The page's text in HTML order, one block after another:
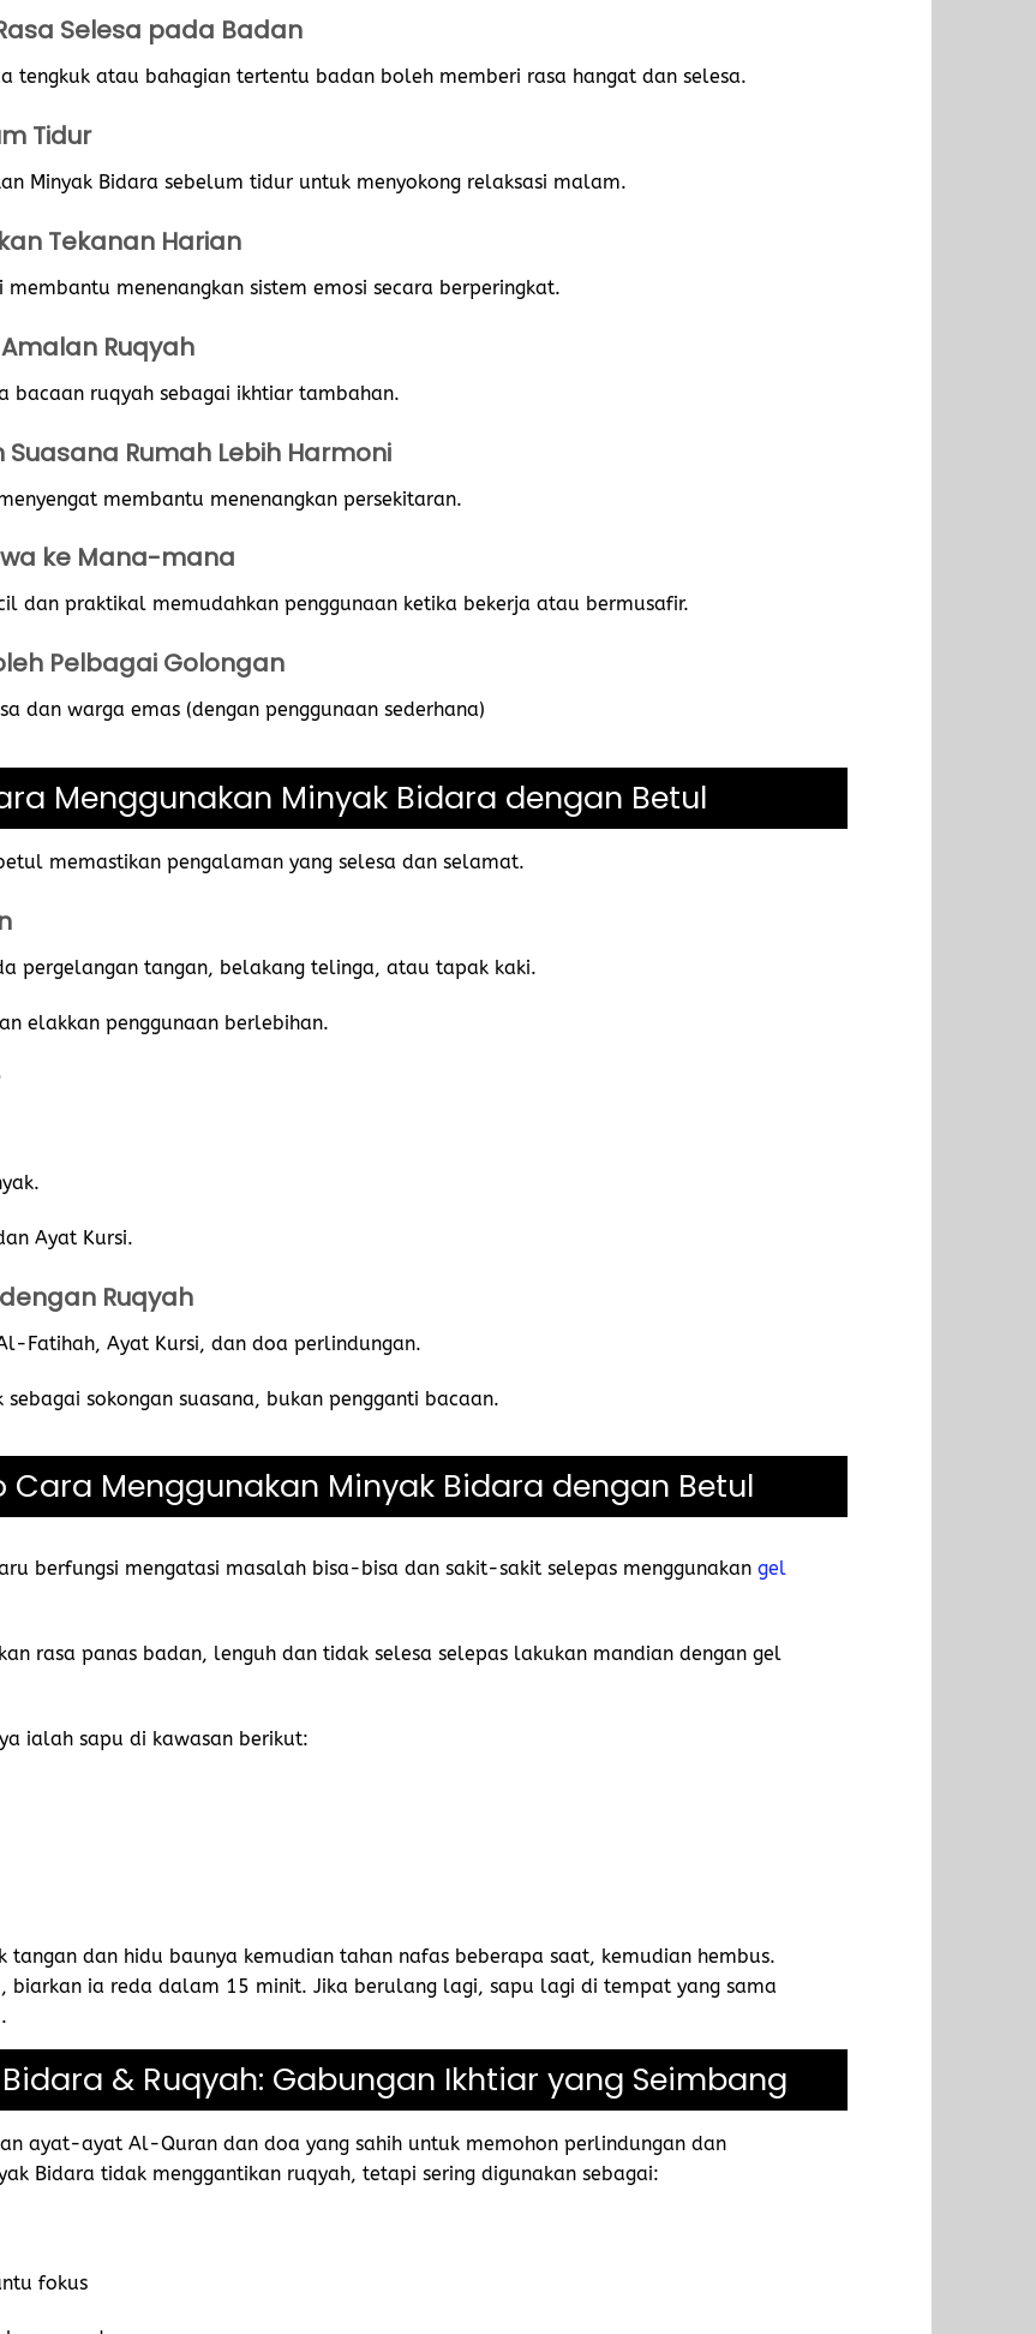
Selesa pada Badan
tengkuk atau bahagian tertentu badan boleh memberi rasa hangat dan selesa.
Tidur
Minyak Bidara sebelum tidur untuk menyokong relaksasi malam.
Tekanan Harian
menenangkan sistem emosi secara berperingkat.
Ruqyah
bacaan ruqyah sebagai ikhtiar tambahan.
Suasana Rumah Lebih Harmoni
membantu menenangkan persekitaran.
ke Mana-mana
dan praktikal memudahkan penggunaan ketika bekerja atau bermusafir.
Pelbagai Golongan
dan warga emas (dengan penggunaan sederhana)
Menggunakan Minyak Bidara dengan Betul
memastikan pengalaman yang selesa dan selamat.
pergelangan tangan, belakang telinga, atau tapak kaki.
elakkan penggunaan berlebihan.
Ayat Kursi.
Ruqyah
Fatihah, Ayat Kursi, dan doa perlindungan.
sebagai sokongan suasana, bukan pengganti bacaan.
Cara Menggunakan Minyak Bidara dengan Betul
berfungsi mengatasi masalah bisa-bisa dan sakit-sakit selepas menggunakan gel
rasa panas badan, lenguh dan tidak selesa selepas lakukan mandian dengan gel
ialah sapu di kawasan berikut:
tangan dan hidu baunya kemudian tahan nafas beberapa saat, kemudian hembus.
biarkan ia reda dalam 15 minit. Jika berulang lagi, sapu lagi di tempat yang sama
& Ruqyah: Gabungan Ikhtiar yang Seimbang
ayat-ayat Al-Quran dan doa yang sahih untuk memohon perlindungan dan
Bidara tidak menggantikan ruqyah, tetapi sering digunakan sebagai:
fokus